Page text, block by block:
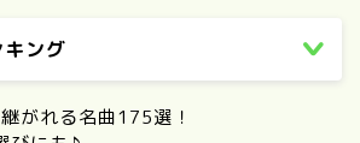
ング
がれる名曲175選！
23年鑑賞【109本】